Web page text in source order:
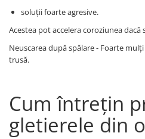
soluții foarte agresive.
Acestea pot accelera coroziunea
Neuscarea după spălare - Foarte
trusă.
Cum întrețin
gletierele din